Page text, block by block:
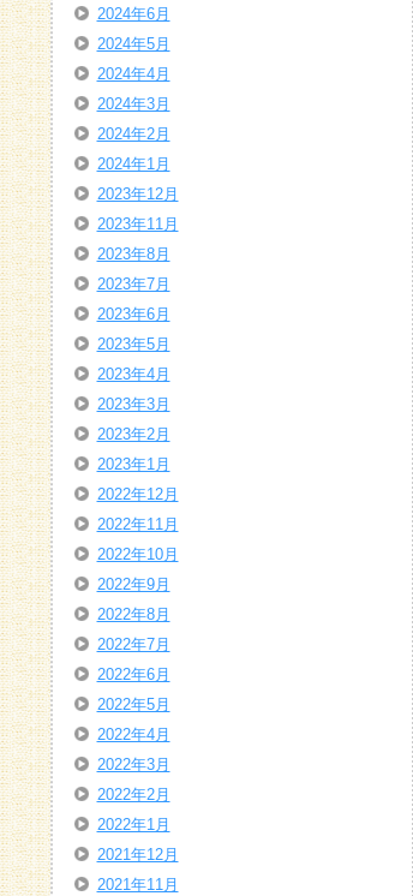
2024年6月
2024年5月
2024年4月
2024年3月
2024年2月
2024年1月
2023年12月
2023年11月
2023年8月
2023年7月
2023年6月
2023年5月
2023年4月
2023年3月
2023年2月
2023年1月
2022年12月
2022年11月
2022年10月
2022年9月
2022年8月
2022年7月
2022年6月
2022年5月
2022年4月
2022年3月
2022年2月
2022年1月
2021年12月
2021年11月